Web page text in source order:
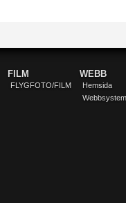
FILM
FLYGFOTO/FILM
WEBB
Hemsida
Webbsystem